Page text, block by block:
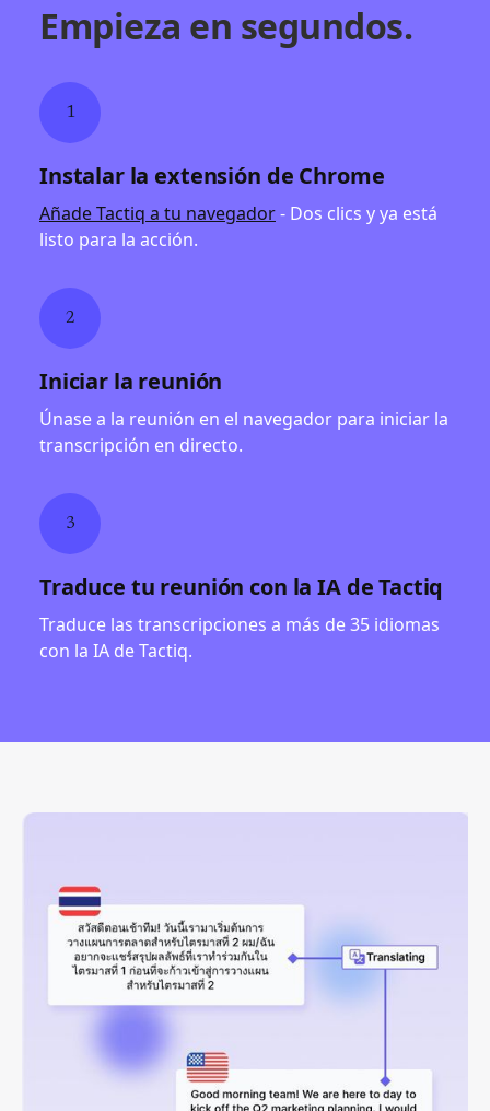
Empieza en segundos.
1
Instalar la extensión de Chrome
Añade Tactiq a tu navegador- Dos clics y ya está
listo para la acción.
2
Iniciar la reunión
Únase a la reunión en el navegador para iniciar la
transcripción en directo.
3
Traduce tu reunión con la IA de Tactiq
Traduce las transcripciones a más de 35 idiomas
con la IA de Tactiq.